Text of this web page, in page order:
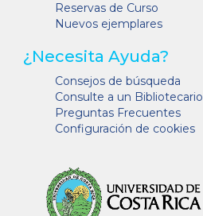
Reservas de Curso
Nuevos ejemplares
¿Necesita Ayuda?
Consejos de búsqueda
Consulte a un Bibliotecario
Preguntas Frecuentes
Configuración de cookies